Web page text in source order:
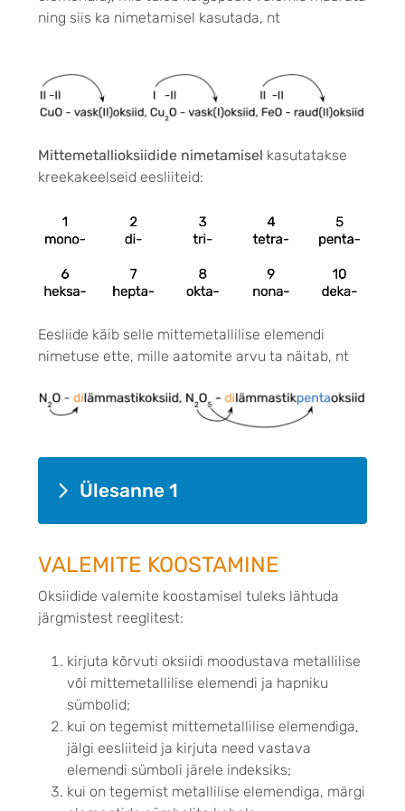
ning siis ka nimetamisel kasutada, nt
Mittemetallioksiidide nimetamisel kasutatakse
kreekakeelseid eesliiteid:
Eesliide käib selle mittemetallilise elemendi
nimetuse ette, mille aatomite arvu ta näitab, nt
Ülesanne 1
VALEMITE KOOSTAMINE
Oksiidide valemite koostamisel tuleks lähtuda
järgmistest reeglitest:
kirjuta kõrvuti oksiidi moodustava metallilise
või mittemetallilise elemendi ja hapniku
sümbolid;
kui on tegemist mittemetallilise elemendiga,
jälgi eesliiteid ja kirjuta need vastava
elemendi sümboli järele indeksiks;
kui on tegemist metallilise elemendiga, märgi